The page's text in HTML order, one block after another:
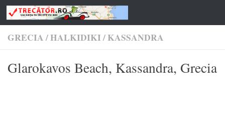
Skip to content
GRECIA/HALKIDIKI/KASSANDRA
Glarokavos Beach, Kassandra, Grecia